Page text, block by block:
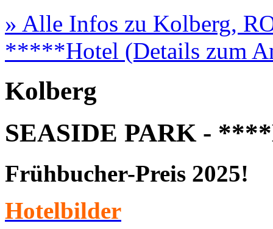
» Alle Infos zu Kolberg,
*****Hotel (Details zum
Kolberg
SEASIDE PARK -
Frühbucher-Preis 2025!
Hotelbilder